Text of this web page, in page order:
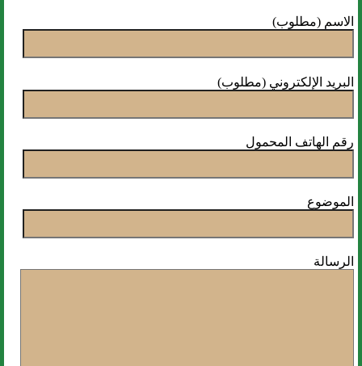
الاسم (مطلوب)
البريد الإلكتروني (مطلوب)
رقم الهاتف المحمول
الموضوع
الرسالة